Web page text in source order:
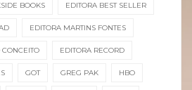
BOOKS EDITORA BEST SELLER
EDITORA MARTINS FONTES
EDITORA RECORD
GOT GREG PAK HBO